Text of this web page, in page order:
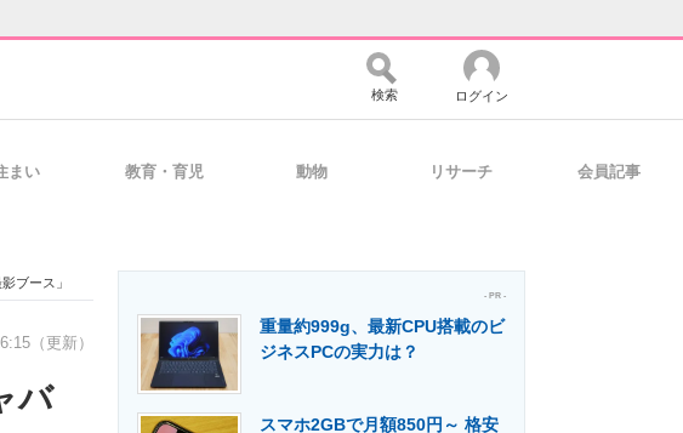
経営リーダーのコミュニティ マーケ×ITの今がよく分かる
検索 ログイン
まい 教育・育児 動物 リサーチ 会員記事
ブース」
（更新）
バ
- PR -
重量約999g、最新CPU搭載のビ
ジネスPCの実力は？
スマホ2GBで月額850円～ 格安